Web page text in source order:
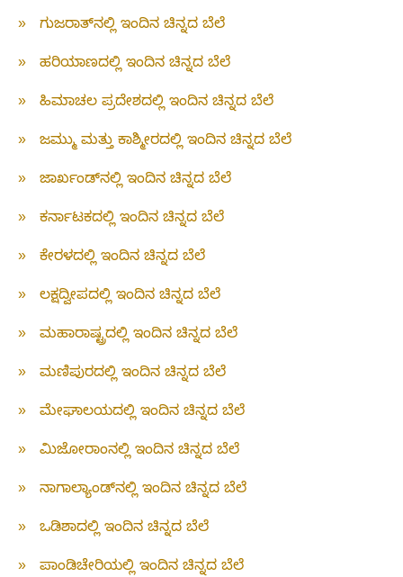
»
ಗುಜರಾತ್‌ನಲ್ಲಿ ಇಂದಿನ ಚಿನ್ನದ ಬೆಲೆ
»
ಹರಿಯಾಣದಲ್ಲಿ ಇಂದಿನ ಚಿನ್ನದ ಬೆಲೆ
»
ಹಿಮಾಚಲ ಪ್ರದೇಶದಲ್ಲಿ ಇಂದಿನ ಚಿನ್ನದ ಬೆಲೆ
»
ಜಮ್ಮು ಮತ್ತು ಕಾಶ್ಮೀರದಲ್ಲಿ ಇಂದಿನ ಚಿನ್ನದ ಬೆಲೆ
»
ಜಾರ್ಖಂಡ್‌ನಲ್ಲಿ ಇಂದಿನ ಚಿನ್ನದ ಬೆಲೆ
»
ಕರ್ನಾಟಕದಲ್ಲಿ ಇಂದಿನ ಚಿನ್ನದ ಬೆಲೆ
»
ಕೇರಳದಲ್ಲಿ ಇಂದಿನ ಚಿನ್ನದ ಬೆಲೆ
»
ಲಕ್ಷದ್ವೀಪದಲ್ಲಿ ಇಂದಿನ ಚಿನ್ನದ ಬೆಲೆ
»
ಮಹಾರಾಷ್ಟ್ರದಲ್ಲಿ ಇಂದಿನ ಚಿನ್ನದ ಬೆಲೆ
»
ಮಣಿಪುರದಲ್ಲಿ ಇಂದಿನ ಚಿನ್ನದ ಬೆಲೆ
»
ಮೇಘಾಲಯದಲ್ಲಿ ಇಂದಿನ ಚಿನ್ನದ ಬೆಲೆ
»
ಮಿಜೋರಾಂನಲ್ಲಿ ಇಂದಿನ ಚಿನ್ನದ ಬೆಲೆ
»
ನಾಗಾಲ್ಯಾಂಡ್‌ನಲ್ಲಿ ಇಂದಿನ ಚಿನ್ನದ ಬೆಲೆ
»
ಒಡಿಶಾದಲ್ಲಿ ಇಂದಿನ ಚಿನ್ನದ ಬೆಲೆ
»
ಪಾಂಡಿಚೇರಿಯಲ್ಲಿ ಇಂದಿನ ಚಿನ್ನದ ಬೆಲೆ